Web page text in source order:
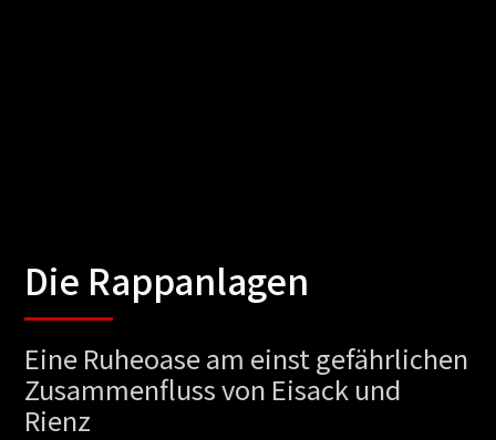
Die Rappanlagen
Eine Ruheoase am einst gefährlichen
Zusammenfluss von Eisack und
Rienz